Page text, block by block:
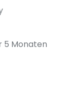
5 Monaten